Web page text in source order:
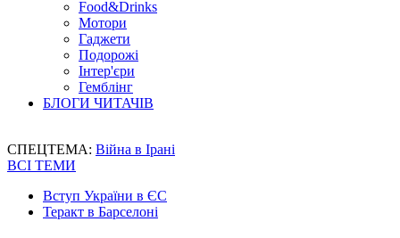
Food&Drinks
Мотори
Гаджети
Подорожі
Інтер'єри
Гемблінг
БЛОГИ ЧИТАЧІВ
СПЕЦТЕМА: Війна в Ірані
ВСІ ТЕМИ
Вступ України в ЄС
Теракт в Барселоні